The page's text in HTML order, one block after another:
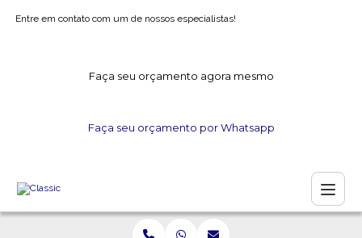
Entre em contato com um de nossos especialistas!
Faça seu orçamento agora mesmo
Faça seu orçamento por Whatsapp